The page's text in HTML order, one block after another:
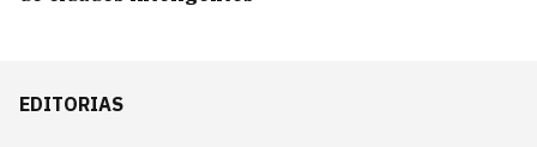
EDITORIAS